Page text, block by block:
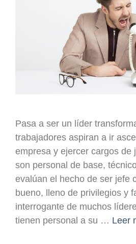
Pasa a ser un líder
trabajadores aspiran a ir
empresa y ejercer cargos de
son personal de base,
evalúan el hecho de ser jefe
bueno, lleno de privilegios y
interrogante de muchos
tienen personal a su … Leer